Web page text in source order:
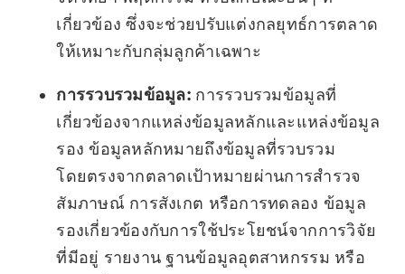
เกี่ยวข้อง ซึ่งจะช่วยปรับแต่งกลยุทธ์การตลาด
ให้เหมาะกับกลุ่มลูกค้าเฉพาะ
การรวบรวมข้อมูล: การรวบรวมข้อมูลที่
เกี่ยวข้องจากแหล่งข้อมูลหลักและแหล่งข้อมูล
รอง ข้อมูลหลักหมายถึงข้อมูลที่รวบรวม
โดยตรงจากตลาดเป้าหมายผ่านการสำรวจ
สัมภาษณ์ การสังเกต หรือการทดลอง ข้อมูล
รองเกี่ยวข้องกับการใช้ประโยชน์จากการวิจัย
ที่มีอยู่ รายงาน ฐานข้อมูลอุตสาหกรรม หรือ